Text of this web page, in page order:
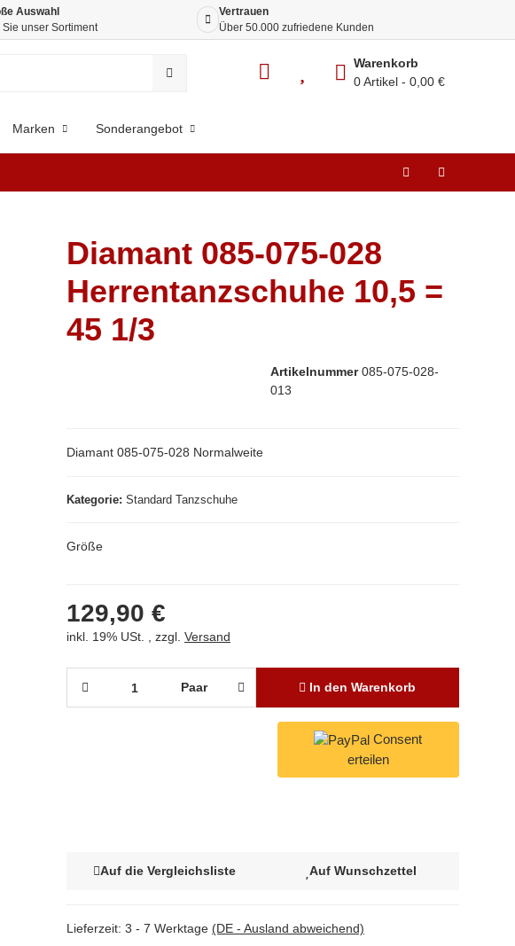
Auswahl
Sie unser Sortiment
Vertrauen
Über 50.000 zufriedene Kunden
Marken Sonderangebot
Warenkorb
0 Artikel
0,00 €
Diamant 085-075-028
Herrentanzschuhe 10,5 =
45 1/3
Artikelnummer 085-075-028-
013
Kategorie Standard Tanzschuhe
Diamant 085-075-028 Normalweite
Größe
129,90 €
inkl. 19% USt. , zzgl. Versand
Auf die Vergleichsliste Auf Wunschzettel
Paar In den Warenkorb
Consent
erteilen
Lieferzeit: 3 - 7 Werktage (DE - Ausland abweichend)